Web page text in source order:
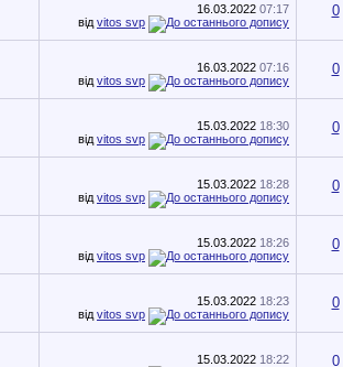
16.03.2022 07:17
від vitos svp
0
16.03.2022 07:16
від vitos svp
0
15.03.2022 18:30
від vitos svp
0
15.03.2022 18:28
від vitos svp
0
15.03.2022 18:26
від vitos svp
0
15.03.2022 18:23
від vitos svp
0
15.03.2022 18:22
0